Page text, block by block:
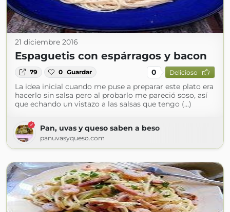
21 diciembre 2016
Espaguetis con espárragos y bacon
79 0 Guardar 0 Delicioso
La idea inicial cuando me puse a preparar este plato era
hacerlo sin salsa pero al probarlo me pareció soso, así
que echando un vistazo a las salsas que tengo (...)
Pan, uvas y queso saben a beso
panuvasyqueso.com